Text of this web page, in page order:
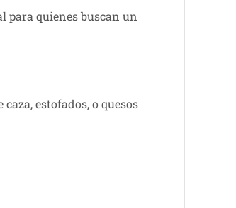
para quienes buscan un
estofados, o quesos